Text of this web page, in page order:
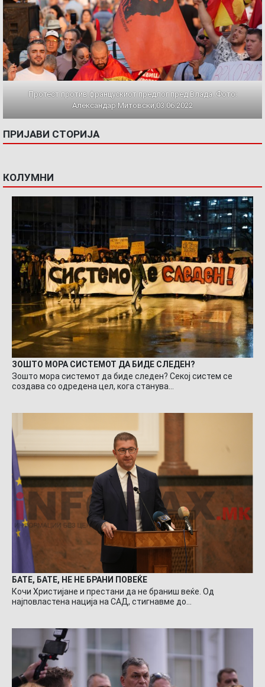
Протест против францускиот предлог пред Влада. Фото:
Александар Митовски,03.06.2022
ПРИЈАВИ СТОРИЈА
КОЛУМНИ
ЗОШТО МОРА СИСТЕМОТ ДА БИДЕ СЛЕДЕН?
Зошто мора системот да биде следен? Секој систем се
создава со одредена цел, кога станува…
БАТЕ, БАТЕ, НЕ НЕ БРАНИ ПОВЕЌЕ
Кочи Христијане и престани да не браниш веќе. Од
најповластена нација на САД, стигнавме до…